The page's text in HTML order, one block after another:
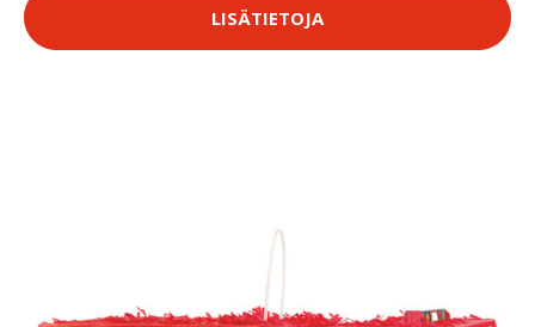
LISÄTIETOJA